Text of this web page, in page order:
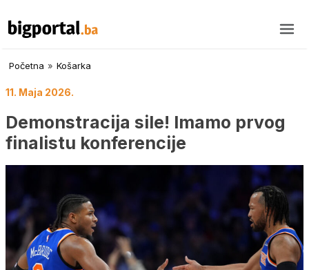
Početna » Košarka
11. Maja 2026.
Demonstracija sile! Imamo prvog
finalistu konferencije